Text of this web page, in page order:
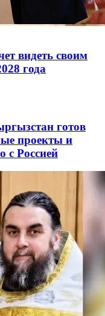
видеть своим
года
готов
проекты и
с Россией